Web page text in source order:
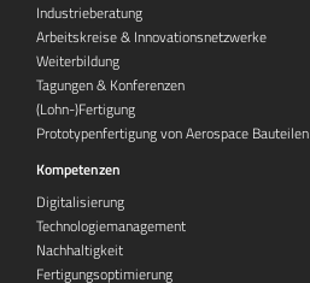
Industrieberatung
Arbeitskreise & Innovationsnetzwerke
Weiterbildung
Tagungen & Konferenzen
(Lohn-)Fertigung
Prototypenfertigung von Aerospace Bauteilen
Kompetenzen
Digitalisierung
Technologiemanagement
Nachhaltigkeit
Fertigungsoptimierung